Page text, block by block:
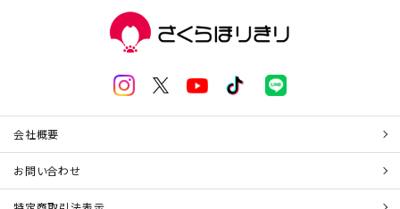
会社概要
お問い合わせ